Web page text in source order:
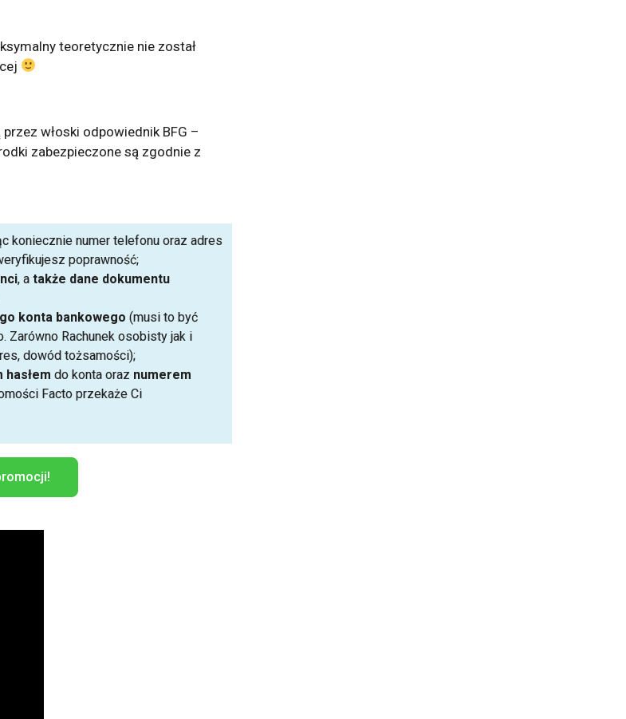
teoretycznie nie został
włoski odpowiednik BFG –
zabezpieczone są zgodnie z
koniecznie numer telefonu oraz adres
poprawność;
, a także dane dokumentu
konta bankowego (musi to być
Zarówno Rachunek osobisty jak i
dowód tożsamości);
hasłem do konta oraz numerem
Facto przekaże Ci